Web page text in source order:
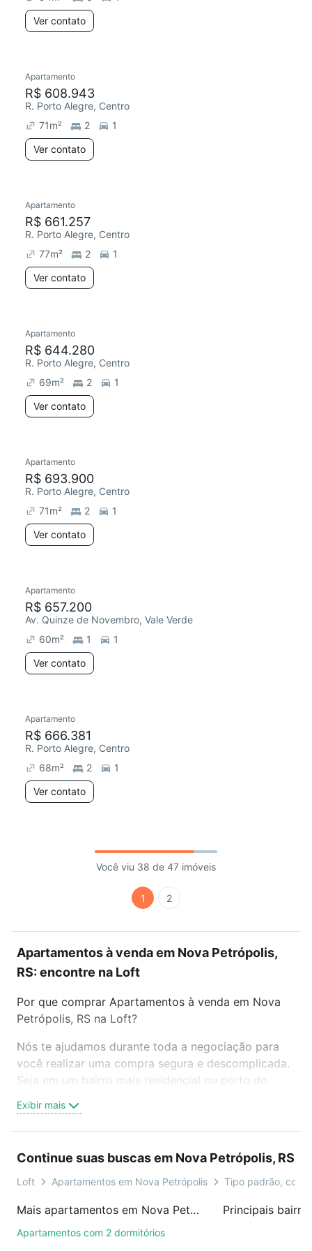
Ver contato
Apartamento
R$ 608.943
R. Porto Alegre, Centro
71m² 2
1
Ver contato
Apartamento
R$ 661.257
R. Porto Alegre, Centro
77m² 2
1
Ver contato
Apartamento
R$ 644.280
R. Porto Alegre, Centro
69m² 2
1
Ver contato
Apartamento
R$ 693.900
R. Porto Alegre, Centro
71m² 2
1
Ver contato
Apartamento
R$ 657.200
Av. Quinze de Novembro, Vale Verde
60m² 1
1
Ver contato
Apartamento
R$ 666.381
R. Porto Alegre, Centro
68m² 2
1
Ver contato
Você viu 38 de 47 imóveis
1 2
Apartamentos à venda em Nova Petrópolis,
RS: encontre na Loft
Por que comprar Apartamentos à venda em Nova
Petrópolis, RS na Loft?
Nós te ajudamos durante toda a negociação para
você realizar uma compra segura e descomplicada.
Seja em um bairro mais residencial ou perto do
oferta ideal de Apartamentos à venda em Nova
Petrópolis, RS para conquistar seu sonho. Agende
sem compromisso e você ainda conta com mais de
46 mil corretores e imobiliárias te ajudando na
Como escolher um imóvel?
Exibir mais
Continue suas buscas em Nova Petrópolis, RS
Loft Apartamentos em Nova Petrópolis Tipo padrão,
Mais apartamentos em Nova Petrópolis, RS
Apartamentos com 2 dormitórios